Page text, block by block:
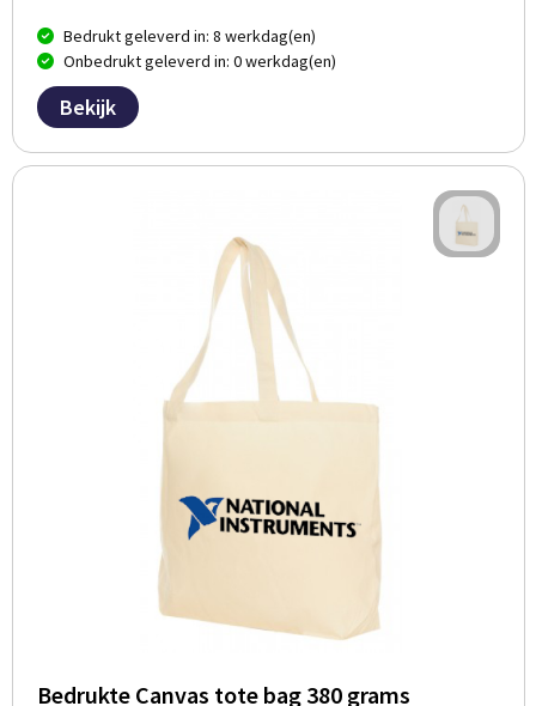
Bedrukt geleverd in: 8 werkdag(en)
Onbedrukt geleverd in: 0 werkdag(en)
Bekijk
Bedrukte Canvas tote bag 380 grams